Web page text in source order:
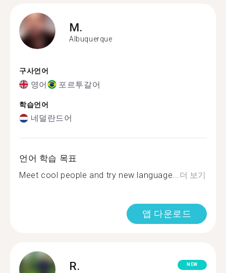
M.
Albuquerque
구사언어
영어 포르투갈어
학습언어
네덜란드어
언어 학습 목표
Meet cool people and try new language...더 보기
앱 다운로드
R. NEW